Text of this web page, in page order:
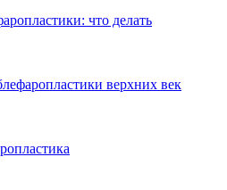
что делать
верхних век